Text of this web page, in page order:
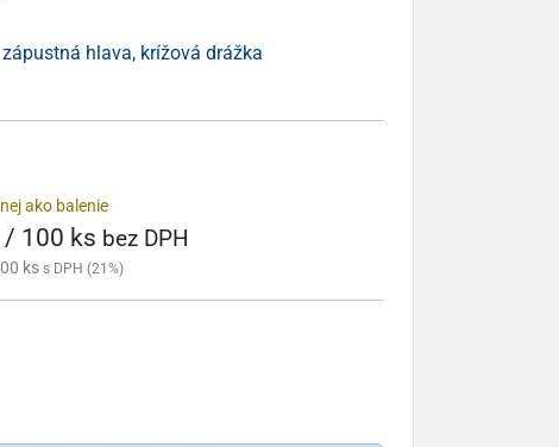
hlava, krížová drážka
ako balenie
/ 100 ks bez DPH
ks s DPH (21%)